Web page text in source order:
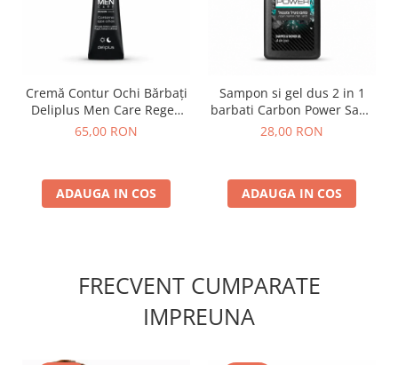
Cremă Contur Ochi Bărbați
Deliplus Men Care Regen
Skin 15 ml
65,00 RON
ADAUGA IN COS
Sampon si gel dus 2 in 1
barbati Carbon Power Sano
700 ml
28,00 RON
ADAUGA IN COS
FRECVENT CUMPARATE
IMPREUNA